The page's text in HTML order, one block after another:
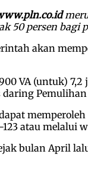
50 persen
akan
VA (untuk)
atau melalui
bulan April